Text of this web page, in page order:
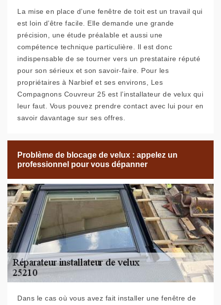
La mise en place d’une fenêtre de toit est un travail qui
est loin d’être facile. Elle demande une grande
précision, une étude préalable et aussi une
compétence technique particulière. Il est donc
indispensable de se tourner vers un prestataire réputé
pour son sérieux et son savoir-faire. Pour les
propriétaires à Narbief et ses environs, Les
Compagnons Couvreur 25 est l’installateur de velux qui
leur faut. Vous pouvez prendre contact avec lui pour en
savoir davantage sur ses offres.
Problème de blocage de velux : appelez un
professionnel pour vous dépanner
Dans le cas où vous avez fait installer une fenêtre de